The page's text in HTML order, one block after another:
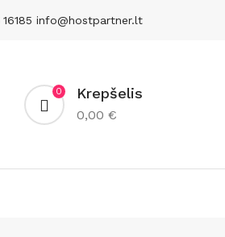
info@hostpartner.lt
Krepšelis
0,00 €
0